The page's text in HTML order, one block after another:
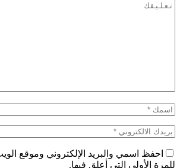
احفظ اسمي والبريد الإلكتروني وموقع
للمرة الأولى التي أعلق فيها.